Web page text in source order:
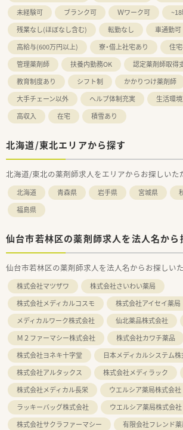
未経験可
ブランク可 Ｗワーク可
残業なし(ほぼなし含む)
転勤なし
車通勤可
高給与(600万円以上)
寮・借上社宅あり
住
管理薬剤師
扶養内勤務OK
認定薬剤師取得
教育制度あり
シフト制 かかりつけ薬剤師
大手チェーン以外
ヘルプ体制充実 生活環
高収入
在宅 積雪あり
北海道/東北エリアから探す
北海道/東北の薬剤師求人をエリアからお探しいた
北海道 青森県 岩手県 宮城県
福島県
仙台市若林区の薬剤師求人を法人名から
仙台市若林区の薬剤師求人を法人名からお探しいた
株式会社マツザワ
株式会社さいわい薬局
株式会社メディカルコスモ
株式会社アイセイ薬局
メディカルワーク株式会社
仙北薬品株式会社
Ｍ２ファーマシー株式会社
株式会社カワチ薬品
株式会社ヨネキ十字堂
日本メディカルシステム
株式会社アルタックス
株式会社メディラック
株式会社メディカル長栄
ウエルシア薬局株式会社
ラッキーバッグ株式会社
ウエルシア薬局株式会社
株式会社サクラファーマシー
有限会社フレンド薬